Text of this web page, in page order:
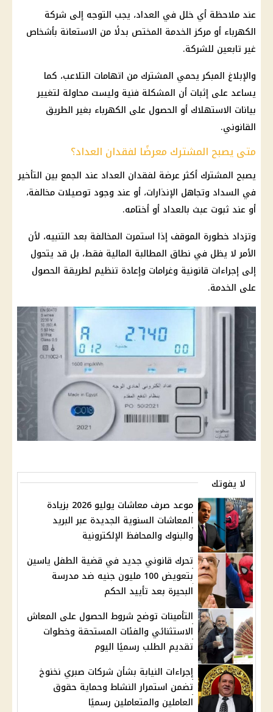
عند ملاحظة أي خلل في العداد، يجب التوجه إلى شركة
الكهرباء أو مركز الخدمة المختص بدلًا من الاستعانة بأشخاص
غير تابعين للشركة.
والإبلاغ المبكر يحمي المشترك من اتهامات التلاعب، كما
يساعد على إثبات أن المشكلة فنية وليست محاولة لتغيير
بيانات الاستهلاك أو الحصول على الكهرباء بغير الطريق
القانوني.
متى يصبح المشترك معرضًا لفقدان العداد؟
يصبح المشترك أكثر عرضة لفقدان العداد عند الجمع بين التأخير
في السداد وتجاهل الإنذارات، أو عند وجود توصيلات مخالفة،
أو عند ثبوت عبث بالعداد أو أختامه.
وتزداد خطورة الموقف إذا استمرت المخالفة بعد التنبيه، لأن
الأمر لا يظل في نطاق المطالبة المالية فقط، بل قد يتحول
إلى إجراءات قانونية وغرامات وإعادة تنظيم لطريقة الحصول
على الخدمة.
لا يفوتك
موعد صرف معاشات يوليو 2026 بزيادة
المعاشات السنوية الجديدة عبر البريد
والبنوك والمحافظ الإلكترونية
تحرك قانوني جديد في قضية الطفل ياسين
بتعويض 100 مليون جنيه ضد مدرسة
البحيرة بعد تأييد الحكم
التأمينات توضح شروط الحصول على المعاش
الاستثنائي والفئات المستحقة وخطوات
تقديم الطلب رسميًا اليوم
إجراءات النيابة بشأن شركات صبري نخنوخ
تضمن استمرار النشاط وحماية حقوق
العاملين والمتعاملين رسميًا